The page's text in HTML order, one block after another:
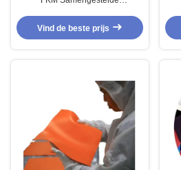
Olieweerstand
Laagtemperatuurweerstand
Vind de beste prijs